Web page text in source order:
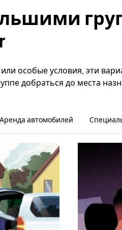
особые условия, эти
добраться до места
Аренда автомобилей